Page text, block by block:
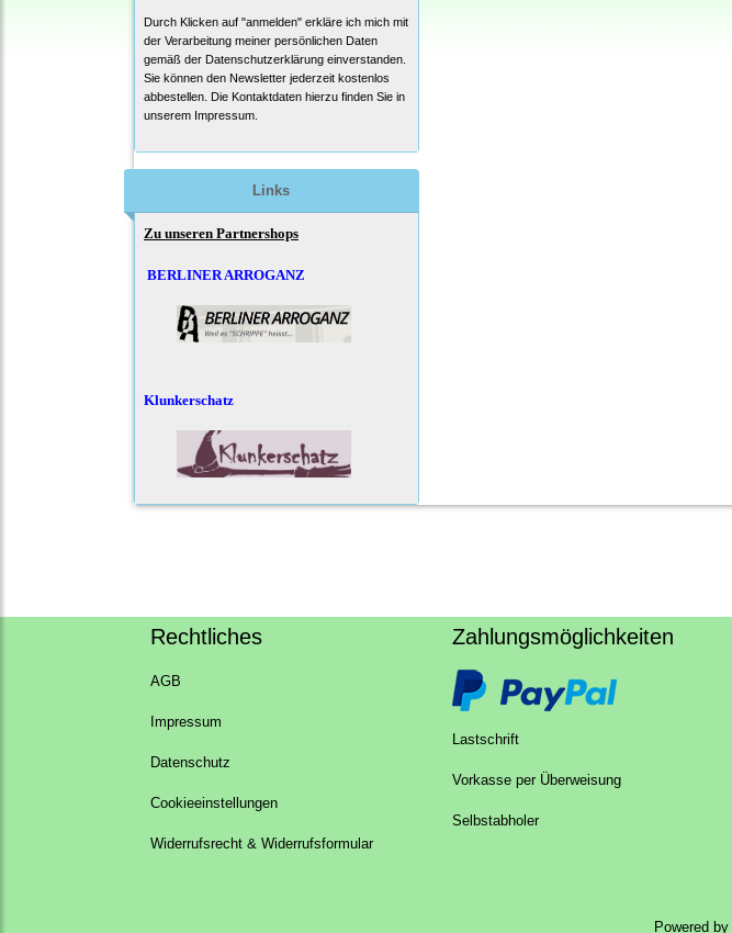
Durch Klicken auf "anmelden" erkläre ich mich mit
der Verarbeitung meiner persönlichen Daten
gemäß der Datenschutzerklärung einverstanden.
Sie können den Newsletter jederzeit kostenlos
abbestellen. Die Kontaktdaten hierzu finden Sie in
unserem Impressum.
Links
Zu unseren Partnershops
BERLINER ARROGANZ
Klunkerschatz
Rechtliches
AGB
Impressum
Datenschutz
Cookieeinstellungen
Widerrufsrecht & Widerrufsformular
Zahlungsmöglichkeiten
Lastschrift
Vorkasse per Überweisung
Selbstabholer
Powered by